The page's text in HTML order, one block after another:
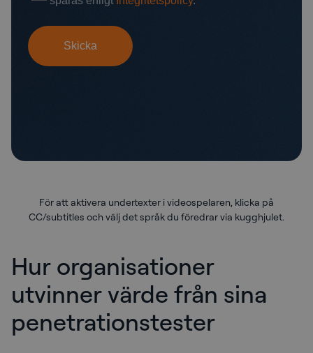
För att aktivera undertexter i videospelaren, klicka på
CC/subtitles och välj det språk du föredrar via kugghjulet.
Hur organisationer
utvinner värde från sina
penetrationstester